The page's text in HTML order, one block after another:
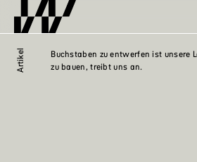
Artikel
Buchstaben zu entwerfen ist unsere
zu bauen, treibt uns an.